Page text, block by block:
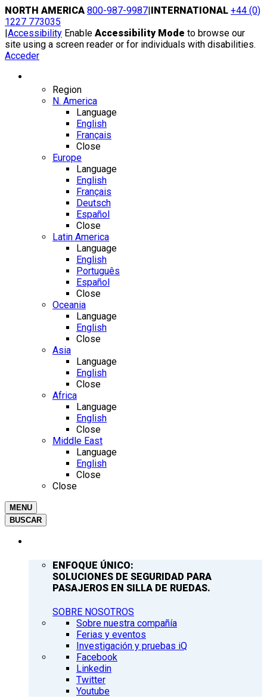
Skip
to
content
NORTH AMERICA 800-987-9987|INTERNATIONAL +44 (0)
1227 773035
|Accessibility Enable Accessibility Mode to browse our
site using a screen reader or for individuals with disabilities.
Acceder
Region
N. America
Language
English
Français
Close
Europe
Language
English
Français
Deutsch
Español
Close
Latin America
Language
English
Português
Español
Close
Oceania
Language
English
Close
Asia
Language
English
Close
Africa
Language
English
Close
Middle East
Language
English
Close
Close
MENU
BUSCAR
ENFOQUE ÚNICO:
SOLUCIONES DE SEGURIDAD PARA
PASAJEROS EN SILLA DE RUEDAS.
SOBRE NOSOTROS
Sobre nuestra compañía
Ferias y eventos
Investigación y pruebas iQ
Facebook
Linkedin
Twitter
Youtube